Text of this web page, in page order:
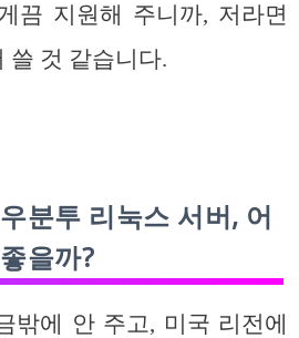
끔 지원해 주니까, 저라면
쓸 것 같습니다.
분투 리눅스 서버, 어
을까?
밖에 안 주고, 미국 리전에